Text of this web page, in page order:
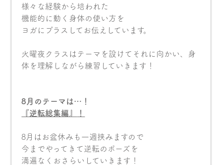
様々な経験から培われた
機能的に動く身体の使い方を
ヨガにプラスしてお伝えしています。
火曜夜クラスはテーマを設けてそれに向かい、身
体を理解しながら練習していきます！
8月のテーマは…！
『逆転総集編』
！
8月はお盆休みも一週挟みますので
今までやってきて逆転のポーズを
満遍なくおさらいしていきます！